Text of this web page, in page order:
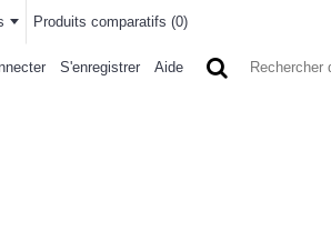
Produits comparatifs (0)
S'enregistrer Aide